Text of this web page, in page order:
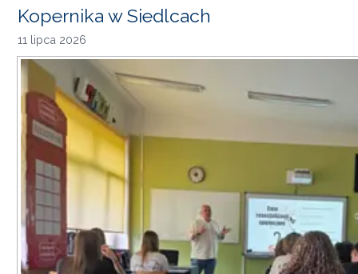
Kopernika w Siedlcach
11 lipca 2026